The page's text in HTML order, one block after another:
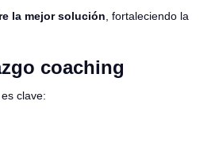
la mejor solución , fortaleciendo la
coaching
clave: